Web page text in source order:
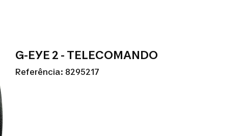
G-EYE 2 - TELECOMANDO
Referência: 8295217